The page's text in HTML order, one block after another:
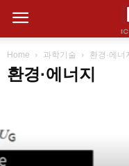
Home 과학기술 환경·에너
환경·에너지